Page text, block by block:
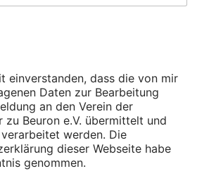
einverstanden, dass die von mir
Daten zur Bearbeitung
an den Verein der
zu Beuron e.V. übermittelt und
werden. Die
dieser Webseite habe
genommen.